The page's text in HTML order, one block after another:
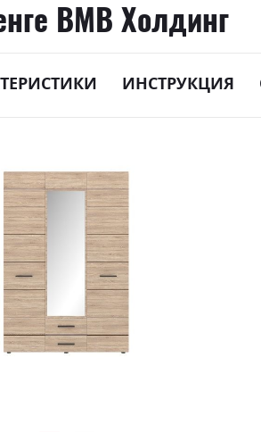
ВМВ Холдинг
ИНСТРУКЦИЯ